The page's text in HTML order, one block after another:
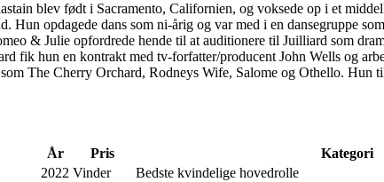
blev født i Sacramento, Californien, og voksede op i et
Hun opdagede dans som ni-årig og var med i en dansegruppe
& Julie opfordrede hende til at auditionere til Juilliard som
fik hun en kontrakt med tv-forfatter/producent John Wells og
The Cherry Orchard, Rodneys Wife, Salome og Othello. Hun
År Pris Kategori
2022 Vinder Bedste kvindelige hovedrolle